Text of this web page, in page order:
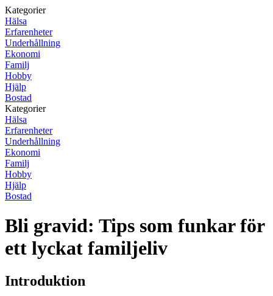
Kategorier
Hälsa
Erfarenheter
Underhållning
Ekonomi
Familj
Hobby
Hjälp
Bostad
Kategorier
Hälsa
Erfarenheter
Underhållning
Ekonomi
Familj
Hobby
Hjälp
Bostad
Bli gravid: Tips som funkar för
ett lyckat familjeliv
Introduktion